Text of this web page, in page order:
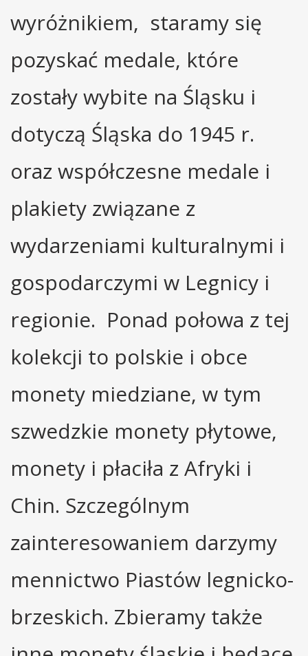
wyróżnikiem, staramy się
pozyskać medale, które
zostały wybite na Śląsku i
dotyczą Śląska do 1945 r.
oraz współczesne medale i
plakiety związane z
wydarzeniami kulturalnymi i
gospodarczymi w Legnicy i
regionie. Ponad połowa z tej
kolekcji to polskie i obce
monety miedziane, w tym
szwedzkie monety płytowe,
monety i płaciła z Afryki i
Chin. Szczególnym
zainteresowaniem darzymy
mennictwo Piastów legnicko-
brzeskich. Zbieramy także